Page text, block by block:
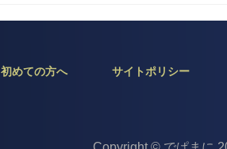
初めての方へ サイトポリシー